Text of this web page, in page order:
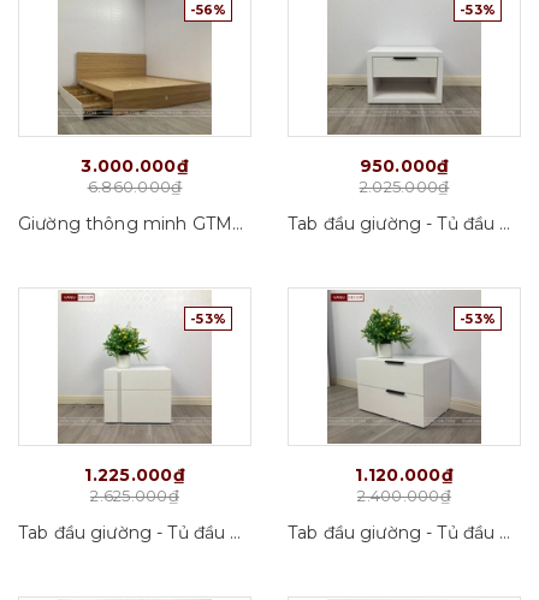
-56%
3.000.000₫
6.860.000₫
Giường thông minh GTM01_VD01
-53%
950.000₫
2.025.000₫
Tab đầu giường - Tủ đầu giường Tab07_VD01
-53%
1.225.000₫
2.625.000₫
Tab đầu giường - Tủ đầu giường Tab05_VD01
-53%
1.120.000₫
2.400.000₫
Tab đầu giường - Tủ đầu giường Tab02_VD01